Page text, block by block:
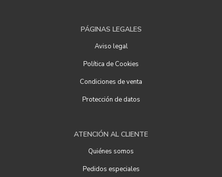
PÁGINAS LEGALES
Aviso legal
Política de Cookies
Condiciones de venta
Protección de datos
ATENCIÓN AL CLIENTE
Quiénes somos
Pedidos especiales